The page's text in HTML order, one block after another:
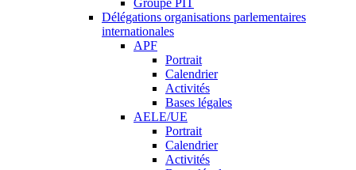
Groupe PIT
Délégations organisations parlementaires
internationales
APF
Portrait
Calendrier
Activités
Bases légales
AELE/UE
Portrait
Calendrier
Activités